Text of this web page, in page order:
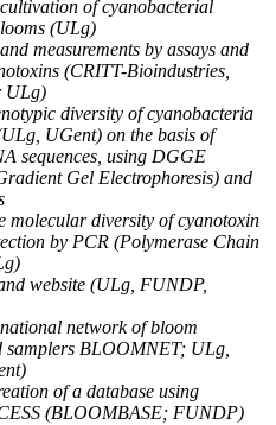
of cyanobacterial
(ULg)
measurements by assays and
(CRITT-Bioindustries,
ULg)
diversity of cyanobacteria
UGent) on the basis of
sequences, using DGGE
Gel Electrophoresis) and
molecular diversity of cyanotoxin
by PCR (Polymerase Chain
website (ULg, FUNDP,
network of bloom
samplers BLOOMNET; ULg,
of a database using
(BLOOMBASE; FUNDP)